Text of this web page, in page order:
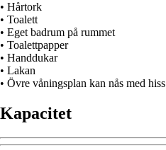
• Hårtork
• Toalett
• Eget badrum på rummet
• Toalettpapper
• Handdukar
• Lakan
• Övre våningsplan kan nås med hiss
Kapacitet